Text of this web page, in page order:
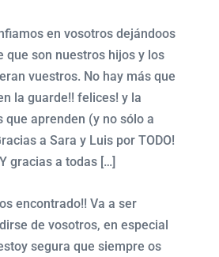
en vosotros dejándoos
que son nuestros hijos y los
vuestros. No hay más que
la guarde!! felices! y la
que aprenden (y no sólo a
a Sara y Luis por TODO!
gracias a todas […]
encontrado!! Va a ser
de vosotros, en especial
segura que siempre os